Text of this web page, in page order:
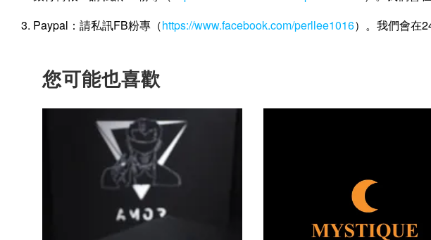
3. Paypal：請私訊FB粉專（https://www.facebook.com/perllee1016）。我們會在
您可能也喜歡